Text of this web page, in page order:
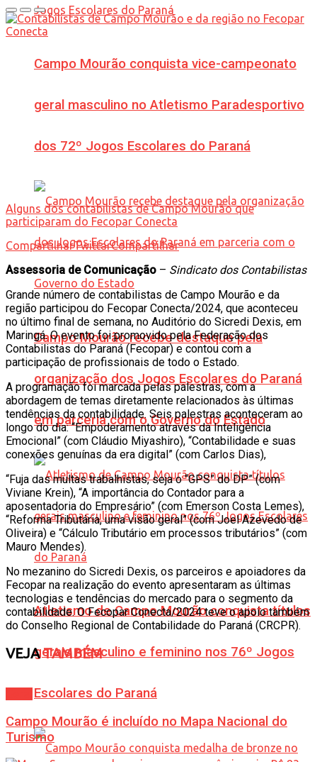
Campo Mourão conquista vice-campeonato
geral masculino no Atletismo Paradesportivo
dos 72º Jogos Escolares do Paraná
Campo Mourão recebe destaque pela
organização dos Jogos Escolares do Paraná
em parceria com o Governo do Estado
Atletismo de Campo Mourão conquista títulos
gerais masculino e feminino nos 76º Jogos
Escolares do Paraná
Alguns dos contabilistas de Campo Mourão que
participaram do Fecopar Conecta
CompartilharTwittarCompartilhar
Assessoria de Comunicação – Sindicato dos Contabilistas
Grande número de contabilistas de Campo Mourão e da
região participou do Fecopar Conecta/2024, que aconteceu
no último final de semana, no Auditório do Sicredi Dexis, em
Maringá. O evento foi promovido pela Federação dos
Contabilistas do Paraná (Fecopar) e contou com a
participação de profissionais de todo o Estado.
A programação foi marcada pelas palestras, com a
abordagem de temas diretamente relacionados às últimas
tendências da contabilidade. Seis palestras aconteceram ao
longo do dia: “Empoderamento através da Inteligência
Emocional” (com Cláudio Miyashiro), “Contabilidade e suas
conexões genuínas da era digital” (com Carlos Dias),
“Fuja das multas trabalhistas, seja o “GPS” do DP” (com
Viviane Krein), “A importância do Contador para a
aposentadoria do Empresário” (com Emerson Costa Lemes),
“Reforma Tributária, uma visão geral” (com Joel Azevedo de
Oliveira) e “Cálculo Tributário em processos tributários” (com
Mauro Mendes).
No mezanino do Sicredi Dexis, os parceiros e apoiadores da
Fecopar na realização do evento apresentaram as últimas
tecnologias e tendências do mercado para o segmento da
contabilidade. O Fecopar Conecta/2024 teve o apoio também
do Conselho Regional de Contabilidade do Paraná (CRCPR).
VEJATAMBÉM
Campo Mourão é incluído no Mapa Nacional do
Turismo